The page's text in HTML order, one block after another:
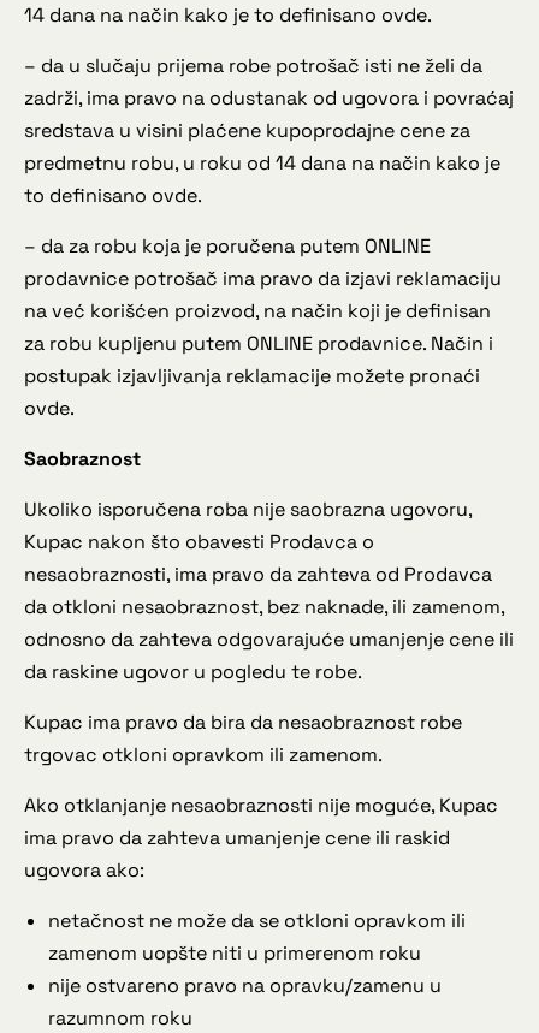
14 dana na način kako je to definisano ovde.
– da u slučaju prijema robe potrošač isti ne želi da
zadrži, ima pravo na odustanak od ugovora i povraćaj
sredstava u visini plaćene kupoprodajne cene za
predmetnu robu, u roku od 14 dana na način kako je
to definisano ovde.
– da za robu koja je poručena putem ONLINE
prodavnice potrošač ima pravo da izjavi reklamaciju
na već korišćen proizvod, na način koji je definisan
za robu kupljenu putem ONLINE prodavnice. Način i
postupak izjavljivanja reklamacije možete pronaći
ovde.
Saobraznost
Ukoliko isporučena roba nije saobrazna ugovoru,
Kupac nakon što obavesti Prodavca o
nesaobraznosti, ima pravo da zahteva od Prodavca
da otkloni nesaobraznost, bez naknade, ili zamenom,
odnosno da zahteva odgovarajuće umanjenje cene ili
da raskine ugovor u pogledu te robe.
Kupac ima pravo da bira da nesaobraznost robe
trgovac otkloni opravkom ili zamenom.
Ako otklanjanje nesaobraznosti nije moguće, Kupac
ima pravo da zahteva umanjenje cene ili raskid
ugovora ako:
netačnost ne može da se otkloni opravkom ili
zamenom uopšte niti u primerenom roku
nije ostvareno pravo na opravku/zamenu u
razumnom roku